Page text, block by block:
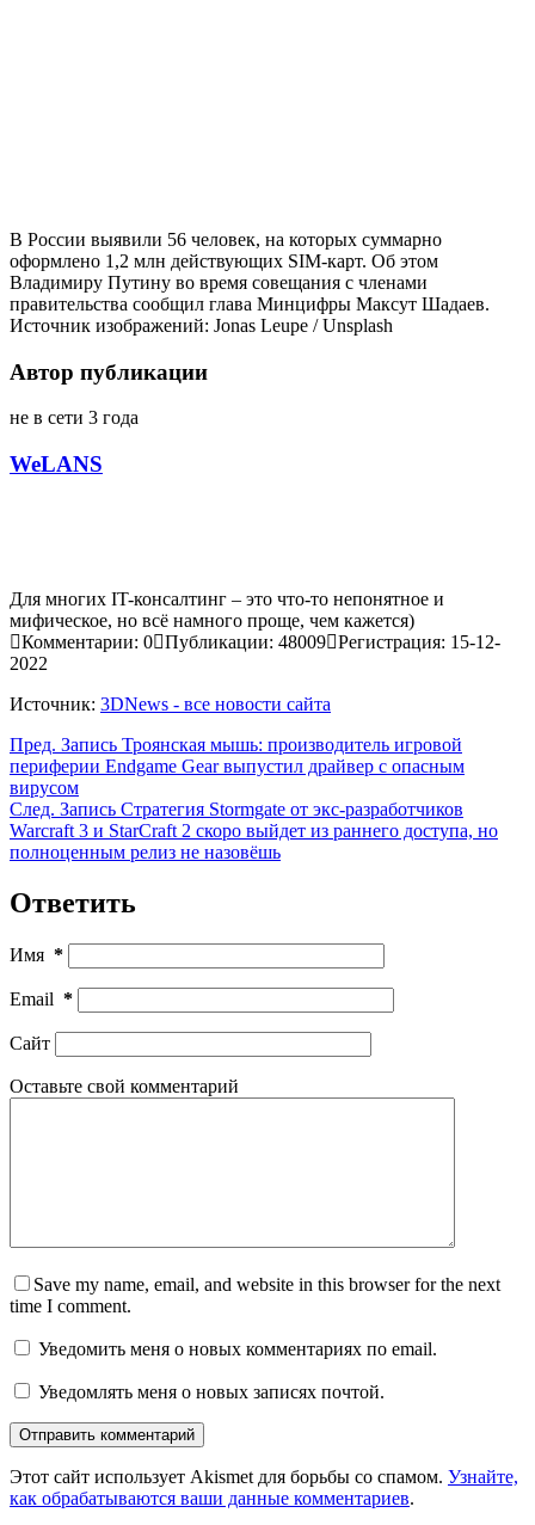
В России выявили 56 человек, на которых суммарно
оформлено 1,2 млн действующих SIM-карт. Об этом
Владимиру Путину во время совещания с членами
правительства сообщил глава Минцифры Максут Шадаев.
Источник изображений: Jonas Leupe / Unsplash
Автор публикации
не в сети 3 года
WeLANS
Для многих IT-консалтинг – это что-то непонятное и
мифическое, но всё намного проще, чем кажется)
Комментарии: 0 Публикации: 48009 Регистрация: 15-12-
2022
Источник: 3DNews - все новости сайта
Пред. Запись Троянская мышь: производитель игровой
периферии Endgame Gear выпустил драйвер с опасным
вирусом
След. Запись Стратегия Stormgate от экс-разработчиков
Warcraft 3 и StarCraft 2 скоро выйдет из раннего доступа, но
полноценным релиз не назовёшь
Ответить
Имя *
Email *
Сайт
Оставьте свой комментарий
Save my name, email, and website in this browser for the next
time I comment.
Уведомить меня о новых комментариях по email.
Уведомлять меня о новых записях почтой.
Отправить комментарий
Этот сайт использует Akismet для борьбы со спамом. Узнайте,
как обрабатываются ваши данные комментариев.